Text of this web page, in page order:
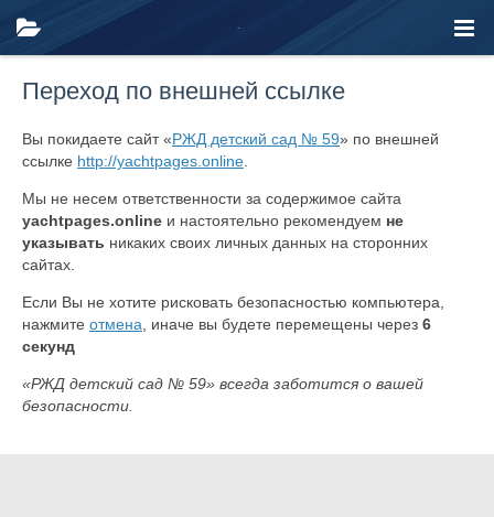
Переход по внешней ссылке
Вы покидаете сайт «РЖД детский сад № 59» по внешней
ссылке http://yachtpages.online
Мы не несем ответственности за содержимое сайта
yachtpages.online и настоятельно рекомендуем не
указывать никаких своих личных данных на сторонних
сайтах.
Если Вы не хотите рисковать безопасностью компьютера,
нажмите отмена , иначе вы будете перемещены через 6
секунд
«РЖД детский сад № 59» всегда заботится о вашей
безопасности.